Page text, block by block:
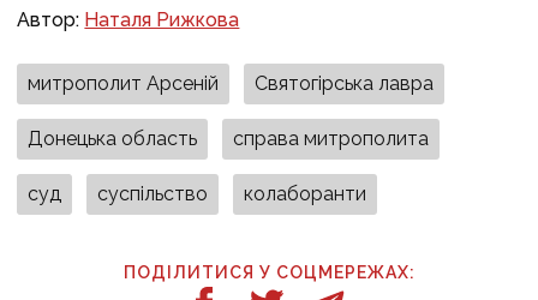
Автор: Наталя Рижкова
митрополит Арсеній Святогірська лавра
Донецька область справа митрополита
суд суспільство колаборанти
ПОДІЛИТИСЯ У СОЦМЕРЕЖАХ: